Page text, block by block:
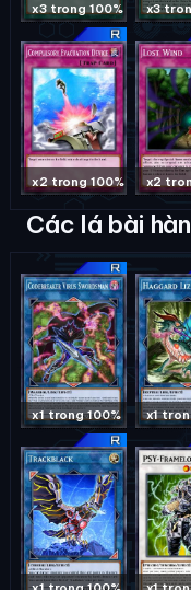
x3 trong 100% x3
x2 trong 100% x2
Các lá bài
x1 trong 100% x1